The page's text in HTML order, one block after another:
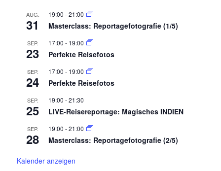
AUG.
31
19:00 -21:00
Masterclass: Reportagefotografie (1/5)
SEP.
23
17:00 - 19:00
Perfekte Reisefotos
SEP.
24
17:00 - 19:00
Perfekte Reisefotos
SEP.
25
19:00 -21:30
LIVE-Reisereportage: Magisches INDIEN
SEP.
28
19:00 -21:00
Masterclass: Reportagefotografie (2/5)
Kalender anzeigen